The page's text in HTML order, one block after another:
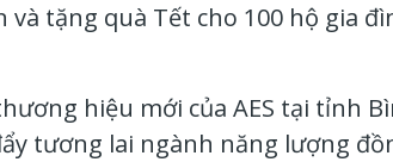
tặng quà Tết cho 100 hộ gia
hiệu mới của AES tại tỉnh
tương lai ngành năng lượng